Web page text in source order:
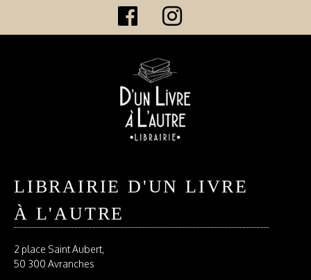
LIBRAIRIE D'UN LIVRE
À L'AUTRE
2 place Saint Aubert,
50 300 Avranches